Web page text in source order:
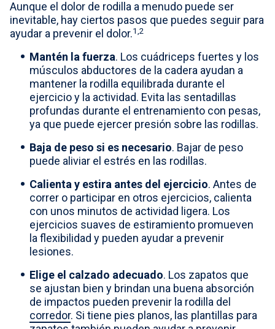
Aunque el dolor de rodilla a menudo puede ser
inevitable, hay ciertos pasos que puedes seguir para
ayudar a prevenir el dolor.1,2
Mantén la fuerza. Los cuádriceps fuertes y los
músculos abductores de la cadera ayudan a
mantener la rodilla equilibrada durante el
ejercicio y la actividad. Evita las sentadillas
profundas durante el entrenamiento con pesas,
ya que puede ejercer presión sobre las rodillas.
Baja de peso si es necesario. Bajar de peso
puede aliviar el estrés en las rodillas.
Calienta y estira antes del ejercicio. Antes de
correr o participar en otros ejercicios, calienta
con unos minutos de actividad ligera. Los
ejercicios suaves de estiramiento promueven
la flexibilidad y pueden ayudar a prevenir
lesiones.
Elige el calzado adecuado. Los zapatos que
se ajustan bien y brindan una buena absorción
de impactos pueden prevenir la rodilla del
corredor. Si tiene pies planos, las plantillas para